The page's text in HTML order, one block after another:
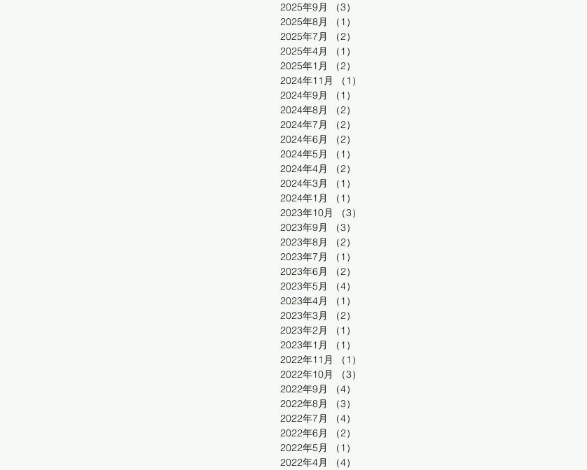
2025年9月
（3）
2025年8月
（1）
2025年7月
（2）
2025年4月
（1）
2025年1月
（2）
2024年11月
（1）
2024年9月
（1）
2024年8月
（2）
2024年7月
（2）
2024年6月
（2）
2024年5月
（1）
2024年4月
（2）
2024年3月
（1）
2024年1月
（1）
2023年10月
（3）
2023年9月
（3）
2023年8月
（2）
2023年7月
（1）
2023年6月
（2）
2023年5月
（4）
2023年4月
（1）
2023年3月
（2）
2023年2月
（1）
2023年1月
（1）
2022年11月
（1）
2022年10月
（3）
2022年9月
（4）
2022年8月
（3）
2022年7月
（4）
2022年6月
（2）
2022年5月
（1）
2022年4月
（4）